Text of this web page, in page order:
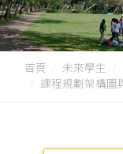
首頁 未來學生
課程規劃架構圖